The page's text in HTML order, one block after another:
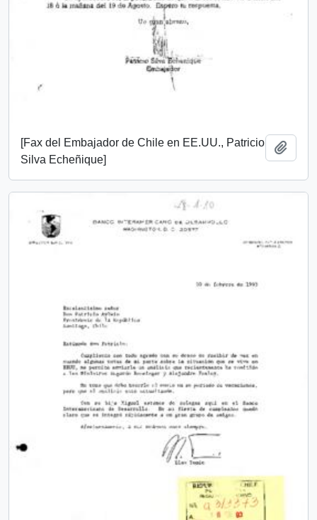
[Fax del Embajador de Chile en EE.UU., Patricio
Silva Echeñique]